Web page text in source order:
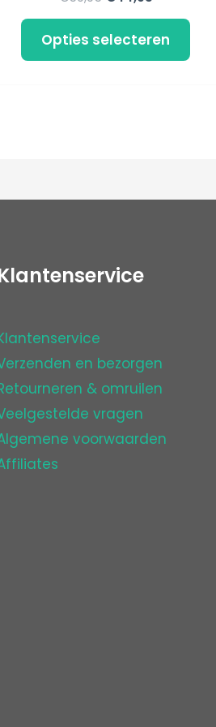
Opties selecteren
en bezorgen
& omruilen
vragen
voorwaarden